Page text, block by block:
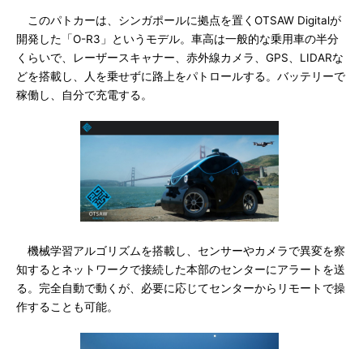
このパトカーは、シンガポールに拠点を置くOTSAW Digitalが
開発した「O-R3」というモデル。車高は一般的な乗用車の半分
くらいで、レーザースキャナー、赤外線カメラ、GPS、LIDARな
どを搭載し、人を乗せずに路上をパトロールする。バッテリーで
稼働し、自分で充電する。
機械学習アルゴリズムを搭載し、センサーやカメラで異変を察
知するとネットワークで接続した本部のセンターにアラートを送
る。完全自動で動くが、必要に応じてセンターからリモートで操
作することも可能。